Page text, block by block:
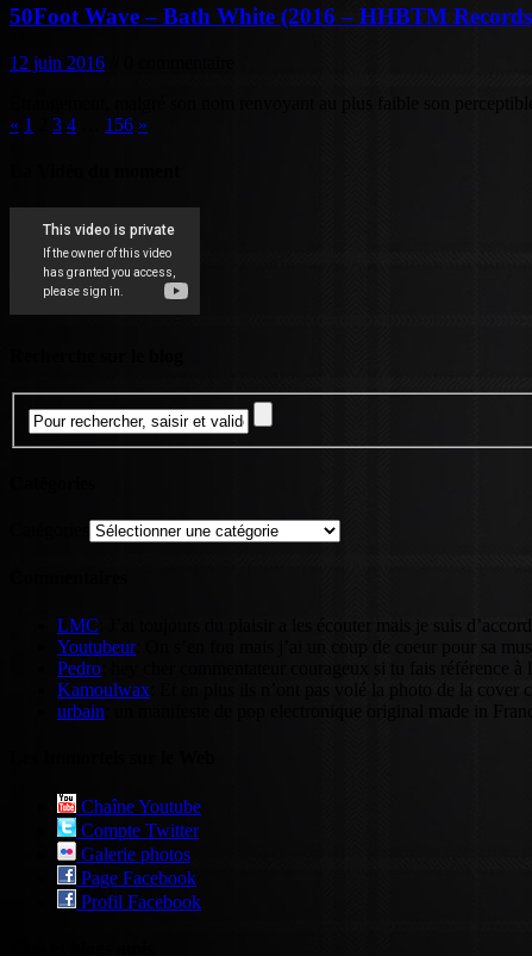
50Foot Wave – Bath White (2016 – HHBTM
12 juin 2016
Étrangement, malgré son nom renvoyant au plus faible son
« 1 3 4 156 »
LMC : J’ai toujours du plaisir a les écouter mais je suis
Youtubeur: On s’en fou mais j’ai un coup de coeur pour sa
Pedro : hey cher commentateur courageux si tu fais référence
Kamoulwax : Et en plus ils n’ont pas volé la photo de la cover
urbain : un manifeste de pop electronique original made in
Chaîne Youtube
Compte Twitter
Galerie photos
Page Facebook
Profil Facebook